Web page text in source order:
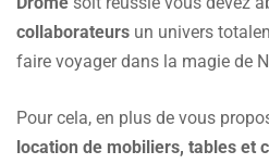
collaborateurs un univers
faire voyager dans la magie de
Pour cela, en plus de vous
location de mobiliers, tables et